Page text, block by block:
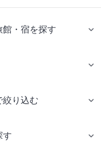
・宿を探す
絞り込む
す